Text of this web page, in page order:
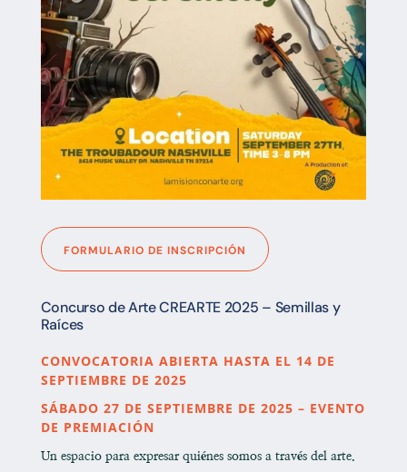
FORMULARIO DE INSCRIPCIÓN
Concurso de Arte CREARTE 2025 – Semillas y
Raíces
CONVOCATORIA ABIERTA HASTA EL 14 DE
SEPTIEMBRE DE 2025
SÁBADO 27 DE SEPTIEMBRE DE 2025 – EVENTO
DE PREMIACIÓN
Un espacio para expresar quiénes somos a través del arte.